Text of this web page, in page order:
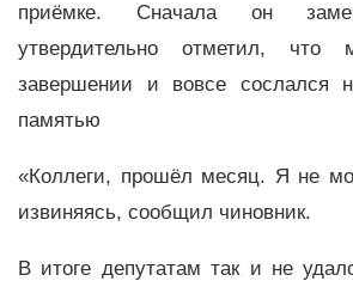
приёмке. Сначала он
утвердительно отметил,
завершении и вовсе сослался
памятью
«Коллеги, прошёл месяц. Я не
извиняясь, сообщил чиновник.
В итоге депутатам так и не